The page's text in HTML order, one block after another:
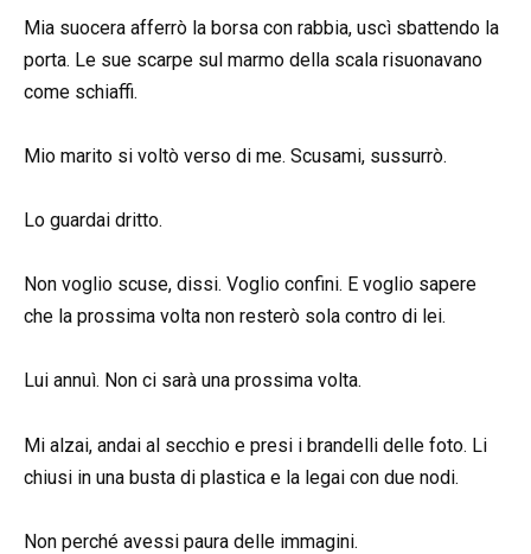
Mia suocera afferrò la borsa con rabbia, uscì sbattendo la
porta. Le sue scarpe sul marmo della scala risuonavano
come schiaffi.
Mio marito si voltò verso di me. Scusami, sussurrò.
Lo guardai dritto.
Non voglio scuse, dissi. Voglio confini. E voglio sapere
che la prossima volta non resterò sola contro di lei.
Lui annuì. Non ci sarà una prossima volta.
Mi alzai, andai al secchio e presi i brandelli delle foto. Li
chiusi in una busta di plastica e la legai con due nodi.
Non perché avessi paura delle immagini.